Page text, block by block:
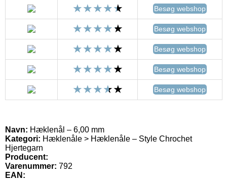
Besøg webshop
Besøg webshop
Besøg webshop
Besøg webshop
Besøg webshop
Navn: Hæklenål – 6,00 mm
Kategori: Hæklenåle > Hæklenåle – Style Chrochet
Hjertegarn
Producent:
Varenummer: 792
EAN: